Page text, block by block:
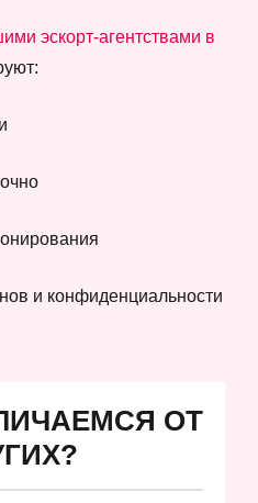
эскорт-агентствами в
и конфиденциальности
ОТ